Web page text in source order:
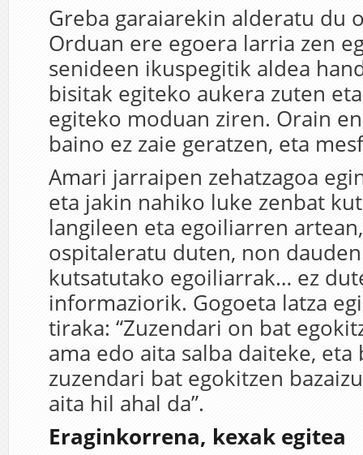
Greba garaiarekin alderatu du
Orduan ere egoera larria zen
senideen ikuspegitik aldea
bisitak egiteko aukera zuten
egiteko moduan ziren. Orain
baino ez zaie geratzen, eta
Amari jarraipen zehatzagoa
eta jakin nahiko luke zenbat
langileen eta egoiliarren
ospitaleratu duten, non
kutsatutako egoiliarrak… ez
informaziorik. Gogoeta latza
tiraka: “Zuzendari on bat
ama edo aita salba daiteke, eta
zuzendari bat egokitzen
aita hil ahal da”.
Eraginkorrena, kexak egitea